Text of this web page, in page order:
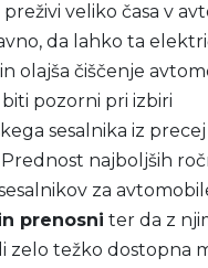
veliko časa v
da lahko ta
olajša čiščenje
pozorni pri izbiri
sesalnika iz
najboljših
za
prenosni ter da z
zelo težko dostopna